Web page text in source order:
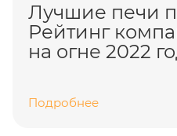
Лучшие печи
Рейтинг
на огне 2022
Подробнее